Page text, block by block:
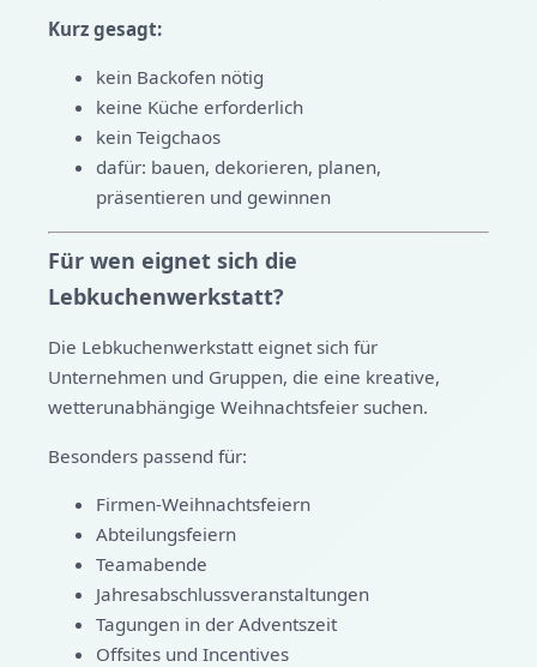
Kurz gesagt:
kein Backofen nötig
keine Küche erforderlich
kein Teigchaos
dafür: bauen, dekorieren, planen,
präsentieren und gewinnen
Für wen eignet sich die
Lebkuchenwerkstatt?
Die Lebkuchenwerkstatt eignet sich für
Unternehmen und Gruppen, die eine kreative,
wetterunabhängige Weihnachtsfeier suchen.
Besonders passend für:
Firmen-Weihnachtsfeiern
Abteilungsfeiern
Teamabende
Jahresabschlussveranstaltungen
Tagungen in der Adventszeit
Offsites und Incentives